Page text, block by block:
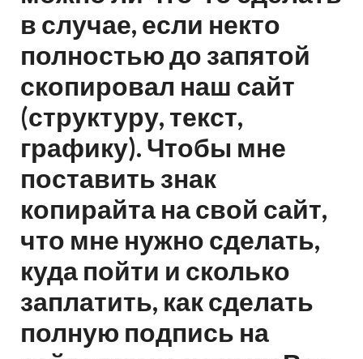
в случае, если некто
полностью до запятой
скопировал наш сайт
(структуру, текст,
графику). Чтобы мне
поставить знак
копирайта на свой сайт,
что мне нужно сделать,
куда пойти и сколько
заплатить, как сделать
полную подпись на